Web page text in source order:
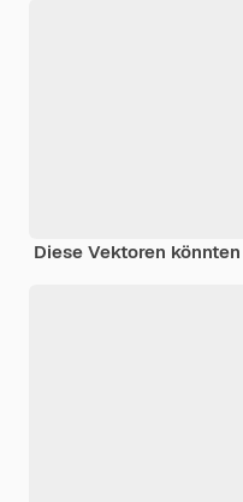
Diese Vektoren